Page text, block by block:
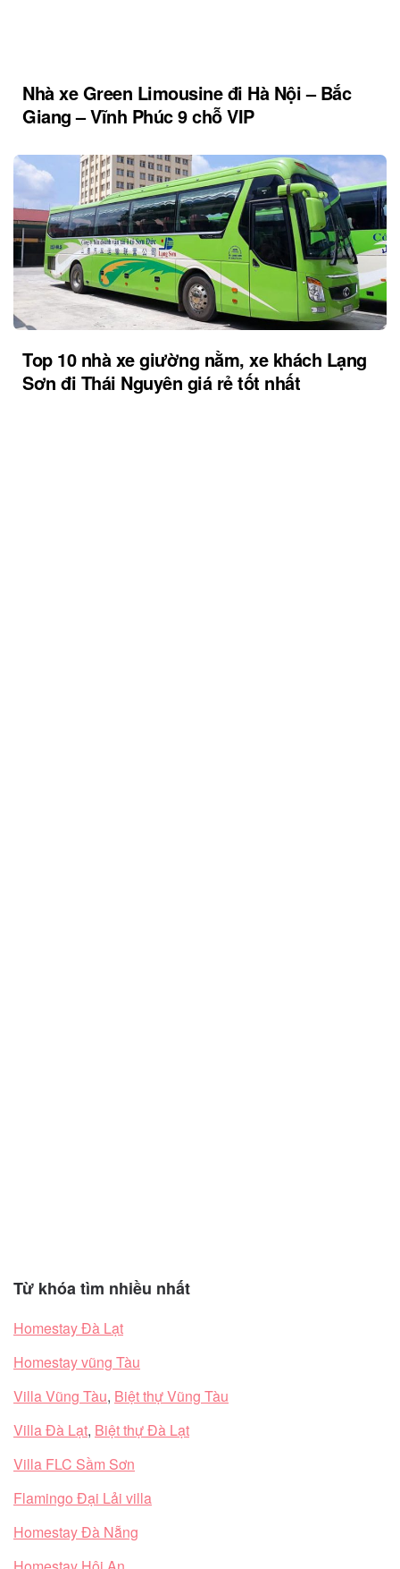
Nhà xe Green Limousine đi Hà Nội – Bắc
Giang – Vĩnh Phúc 9 chỗ VIP
Top 10 nhà xe giường nằm, xe khách Lạng
Sơn đi Thái Nguyên giá rẻ tốt nhất
Từ khóa tìm nhiều nhất
Homestay Đà Lạt
Homestay vũng Tàu
Villa Vũng Tàu, Biệt thự Vũng Tàu
Villa Đà Lạt, Biệt thự Đà Lạt
Villa FLC Sầm Sơn
Flamingo Đại Lải villa
Homestay Đà Nẵng